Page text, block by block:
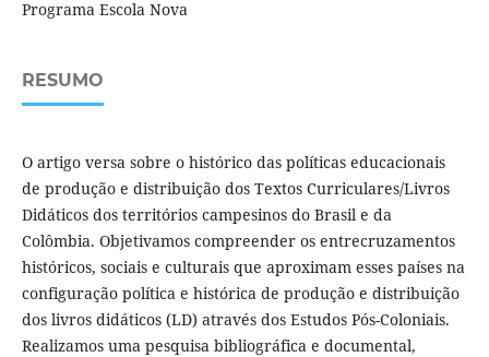
Programa Escola Nova
RESUMO
O artigo versa sobre o histórico das políticas educacionais
de produção e distribuição dos Textos Curriculares/Livros
Didáticos dos territórios campesinos do Brasil e da
Colômbia. Objetivamos compreender os entrecruzamentos
históricos, sociais e culturais que aproximam esses países na
configuração política e histórica de produção e distribuição
dos livros didáticos (LD) através dos Estudos Pós-Coloniais.
Realizamos uma pesquisa bibliográfica e documental,